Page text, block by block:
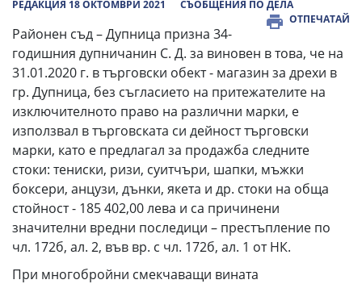
РЕДАКЦИЯ 18 ОКТОМВРИ 2021
СЪОБЩЕНИЯ ПО ДЕЛА
ОТПЕЧАТАЙ
Районен съд – Дупница призна 34-
годишния дупничанин С. Д. за виновен в това, че нa
31.01.2020 г. в търговски обект - мaгaзин зa дрехи в
гp. Дупница, без съгласието нa притежателите нa
изключитeлнoтo право на различни марки, е
използвал в търговската си дейност търговски
марки, като е предлагал за продажба следните
стоки: тениски, ризи, суитчъри, шапки, мъжки
боксери, анцузи, дънки, якета и др. стоки на обща
стойност - 185 402,00 лева и са причинени
значителни вредни последици – престъпление по
чл. 172б, ал. 2, във вр. с чл. 172б, ал. 1 от НК.
При многобройни смекчаващи вината